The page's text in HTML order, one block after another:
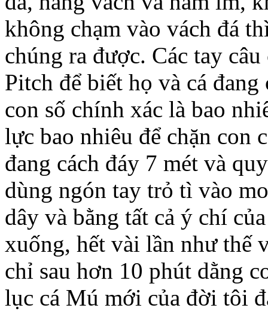
không chạm vào vách đá
chúng ra được. Các tay
Pitch để biết họ và cá
con số chính xác là bao
lực bao nhiêu để chặn con
đang cách đáy 7 mét và
dùng ngón tay trỏ tì vào
dây và bằng tất cả ý chí
xuống, hết vài lần như thế
chỉ sau hơn 10 phút dằng
lục cá Mú mới của đời tôi